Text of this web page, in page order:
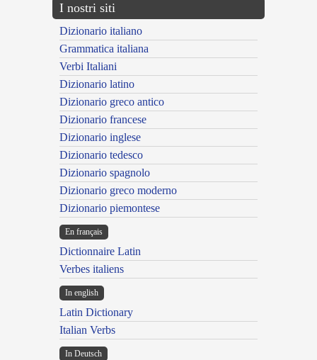
I nostri siti
Dizionario italiano
Grammatica italiana
Verbi Italiani
Dizionario latino
Dizionario greco antico
Dizionario francese
Dizionario inglese
Dizionario tedesco
Dizionario spagnolo
Dizionario greco moderno
Dizionario piemontese
En français
Dictionnaire Latin
Verbes italiens
In english
Latin Dictionary
Italian Verbs
In Deutsch